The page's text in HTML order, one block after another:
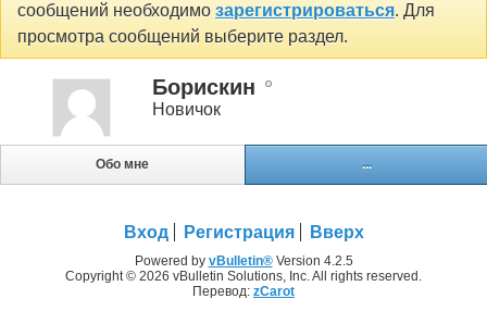
сообщений необходимо зарегистрироваться. Для
просмотра сообщений выберите раздел.
Борискин
Новичок
Обо мне ...
Вход Регистрация Вверх
Powered by vBulletin®Version 4.2.5
Copyright © 2026 vBulletin Solutions, Inc. All rights reserved.
Перевод: zCarot